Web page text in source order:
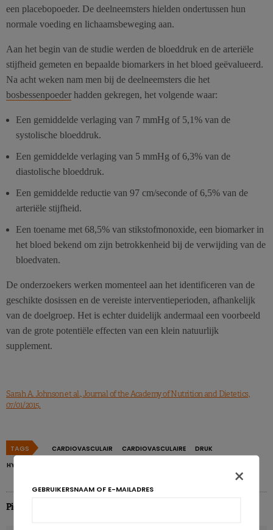
een placebopoeder. De deelneemsters hielden ondertussen hun
normale voeding en lichaamsbeweging aan.
Aan het begin van de studie werden de bloeddruk en de arteriële
stijfheid gemeten en bepaalde biomarkers in het bloed geëvalueerd.
Na acht weken nam men bij de deelneemsters die het
bosbessenpoeder hadden gekregen, het volgende waar:
Een gemiddelde verlaging van 7 mmHg of 5,1% van de
systolische bloeddruk.
Een gemiddelde verlaging van 5 mmHg of 6,3% van de
diastolische bloeddruk.
Een gemiddelde reductie van 97 cm/seconde of 6,5% van de
arteriële stijfheid.
Een toename met 68,5% van stikstofmonoxide, een biomarker in
het bloed bekend om zijn betrokkenheid bij de verwijding van de
bloedvaten.
De onderzoekers werken momenteel aan het identificeren van de
geschikte dosissen en de vereiste interventieperioden, afhankelijk
van de doelgroep. Het is echter duidelijk andermaal een voorbeeld
van de grote potentiële effecten van een klein natuurlijk
supplement.
Sarah A. Johnson et al., Journal of the Academy of Nutrition and Dietetics,
07/01/2015.
TAGS CARDIOVASCULAIR CARDIOVASCULAIRE
DRUK
HYPERTENSIE
Pierre Pérochon
×
GEBRUIKERSNAAM OF E-MAILADRES